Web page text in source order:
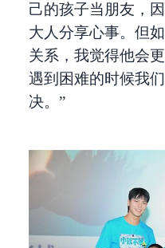
己的孩子当朋友，
大人分享心事。但
关系，我觉得他会
遇到困难的时候我
决。”